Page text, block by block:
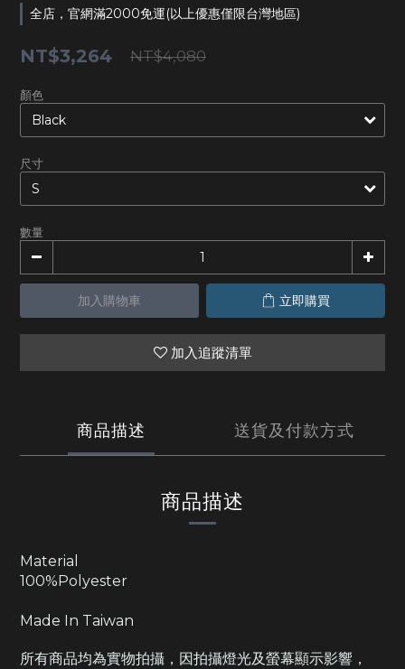
全店，官網滿2000免運(以上優惠僅限台灣地區)
NT$3,264 NT$4,080
顏色
尺寸
數量
加入購物車 立即購買
加入追蹤清單
商品描述 送貨及付款方式
商品描述
Material
100%Polyester
Made In Taiwan
所有商品均為實物拍攝，因拍攝燈光及螢幕顯示影響，